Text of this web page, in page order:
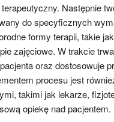
Następnie
do specyficznych
formy terapii, takie
zajęciowe. W trakcie
oraz dostosowuje
procesu jest
takimi jak lekarze,
opiekę nad pacjentem.